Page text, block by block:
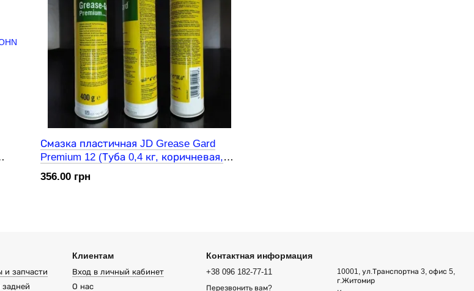
Смазка пластичная JD Grease Gard
Premium 12 (Туба 0,4 кг, коричневая,
143 град) (John Deere)
356.00 грн
и запчасти
задней
Клиентам
Вход в личный кабинет
О нас
Контактная информация
+38 096 182-77-11
Перезвонить вам?
10001, ул.Транспортна 3, офис 5,
г.Житомир